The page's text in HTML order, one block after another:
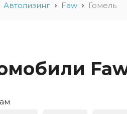
для
автомобили
лиц в
Лизинг
Водный
Для
Автолизинг Faw Гомель